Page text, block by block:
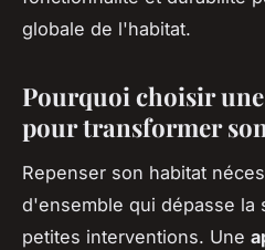
globale de l'habitat.
Pourquoi choisir
pour transformer
Repenser son habitat
d'ensemble qui dépasse la
petites interventions. Une